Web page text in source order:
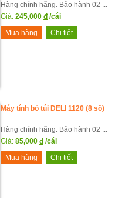
Hàng chính hãng. Bảo hành 02 ...
Giá: 245,000 đ /cái
Mua hàng
Chi tiết
Máy tính bỏ túi DELI 1120 (8 số)
Hàng chính hãng. Bảo hành 02 ...
Giá: 85,000 đ /cái
Mua hàng
Chi tiết